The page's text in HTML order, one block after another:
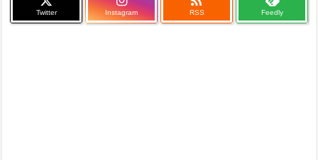
Twitter Instagram RSS Feedly